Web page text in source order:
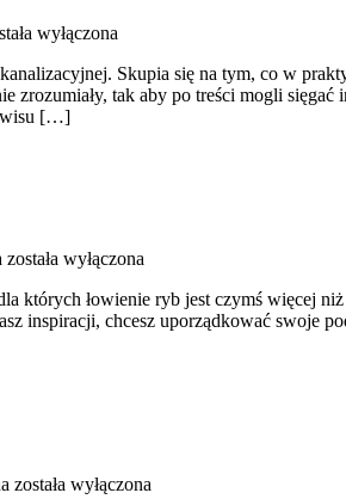
wyłączona
Skupia się na tym, co w
zrozumiały, tak aby po treści mogli
[…]
została wyłączona
których łowienie ryb jest czymś więcej
inspiracji, chcesz uporządkować swoje
została wyłączona